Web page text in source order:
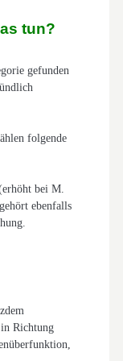
tun?
gefunden
folgende
bei M.
ebenfalls
in Richtung